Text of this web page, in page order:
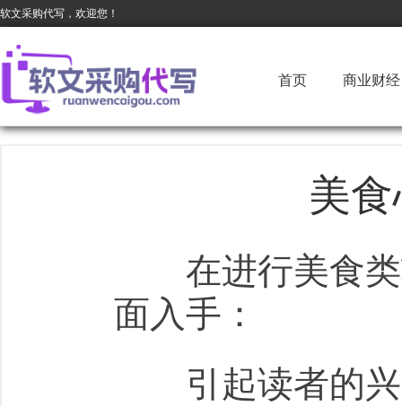
软文采购代写，欢迎您！
首页 商业财经
美
在进行美食类
面入手：
引起读者的兴